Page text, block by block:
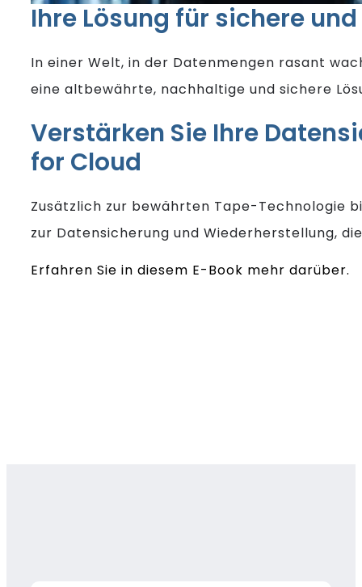
Ihre Lösung für sichere
In einer Welt, in der Datenmengen rasant
eine altbewährte, nachhaltige und sichere
Verstärken Sie Ihre
for Cloud
Zusätzlich zur bewährten Tape-Technologie
zur Datensicherung und Wiederherstellung,
Erfahren Sie in diesem E-Book mehr darüber.